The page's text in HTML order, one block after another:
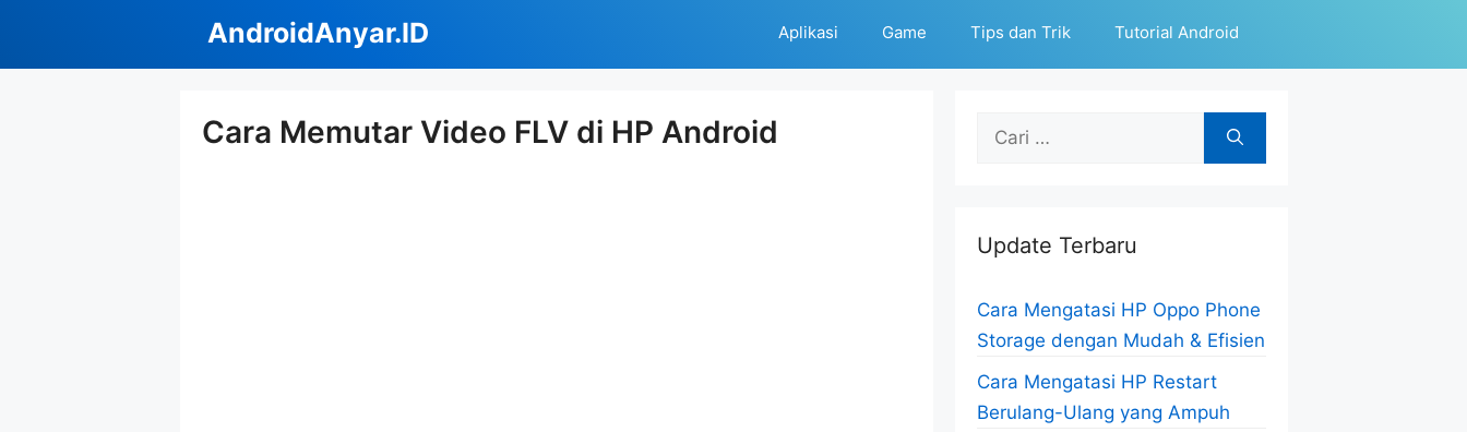
isi
AndroidAnyar.ID Aplikasi Game Tips dan Trik Tutorial Android
Cara Memutar Video FLV di HP Android
Cari
Update Terbaru
Cara Mengatasi HP Oppo Phone
Storage dengan Mudah & Efisien
Cara Mengatasi HP Restart
Berulang-Ulang yang Ampuh